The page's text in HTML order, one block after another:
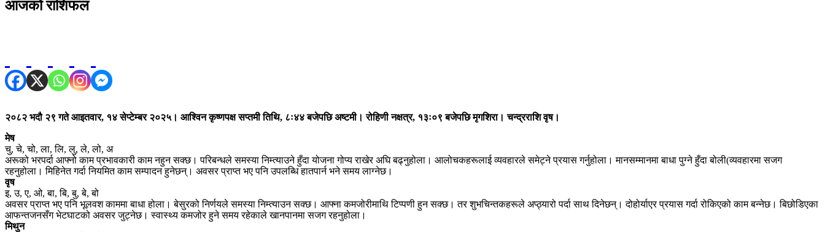
आजको राशिफल
२०८२ भदौ २९ गते आइतवार, १४ सेप्टेम्बर २०२५। आश्विन कृष्णपक्ष सप्तमी तिथि, ८ः४४ बजेपछि अष्टमी। रोहिणी नक्षत्र, १३ः०९ बजेपछि मृगशिरा। चन्द्रराशि वृष।
मेष
चु, चे, चो, ला, लि, लु, ले, लो, अ
अरूको भरपर्दा आफ्नो काम प्रभावकारी काम नहुन सक्छ। परिबन्धले समस्या निम्त्याउने हुँदा योजना गोप्य राखेर अघि बढ्नुहोला। आलोचकहरूलाई व्यवहारले समेट्ने प्रयास गर्नुहोला। मानसम्मानमा बाधा पुग्ने हुँदा बोली(व्यवहारमा सजग
रहनुहोला। मिहिनेत गर्दा नियमित काम सम्पादन हुनेछन्। अवसर प्राप्त भए पनि उपलब्धि हातपार्न भने समय लाग्नेछ।
वृष
इ, उ, ए, ओ, बा, बि, बु, बे, बो
अवसर प्राप्त भए पनि भूलवश काममा बाधा होला। बेसुरको निर्णयले समस्या निम्त्याउन सक्छ। आफ्ना कमजोरीमाथि टिप्पणी हुन सक्छ। तर शुभचिन्तकहरूले अप्ठ्यारो पर्दा साथ दिनेछन्। दोहोर्याएर प्रयास गर्दा रोकिएको काम बन्नेछ। बिछोडिएका
आफन्तजनसँग भेटघाटको अवसर जुट्नेछ। स्वास्थ्य कमजोर हुने समय रहेकाले खानपानमा सजग रहनुहोला।
मिथुन